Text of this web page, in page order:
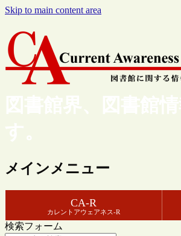
Skip to main content area
図書館界、図書館
す。
メインメニュー
CA-R
カレントアウェアネス-R
検索フォーム